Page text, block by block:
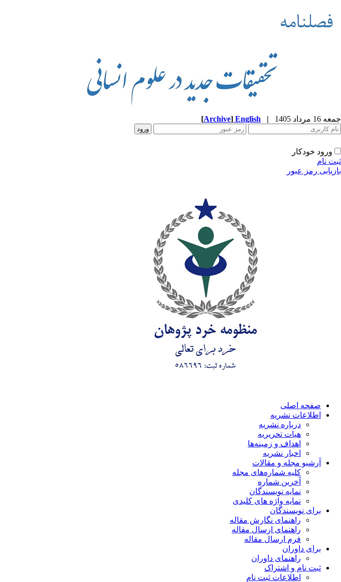
جمعه 16 مرداد 1405 |
English
[Archive]
ورود خودکار
ثبت نام
بازیابی رمز عبور
صفحه اصلی
اطلاعات نشریه
درباره نشریه
هیات تحریریه
اهداف و زمینه‌ها
اخبار نشریه
آرشیو مجله و مقالات
کلیه شماره‌های مجله
آخرین شماره
نمایه نویسندگان
نمایه واژه های کلیدی
برای نویسندگان
راهنمای نگارش مقاله
راهنمای ارسال مقاله
فرم ارسال مقاله
برای داوران
راهنمای داوران
ثبت نام و اشتراک
اطلاعات ثبت نام